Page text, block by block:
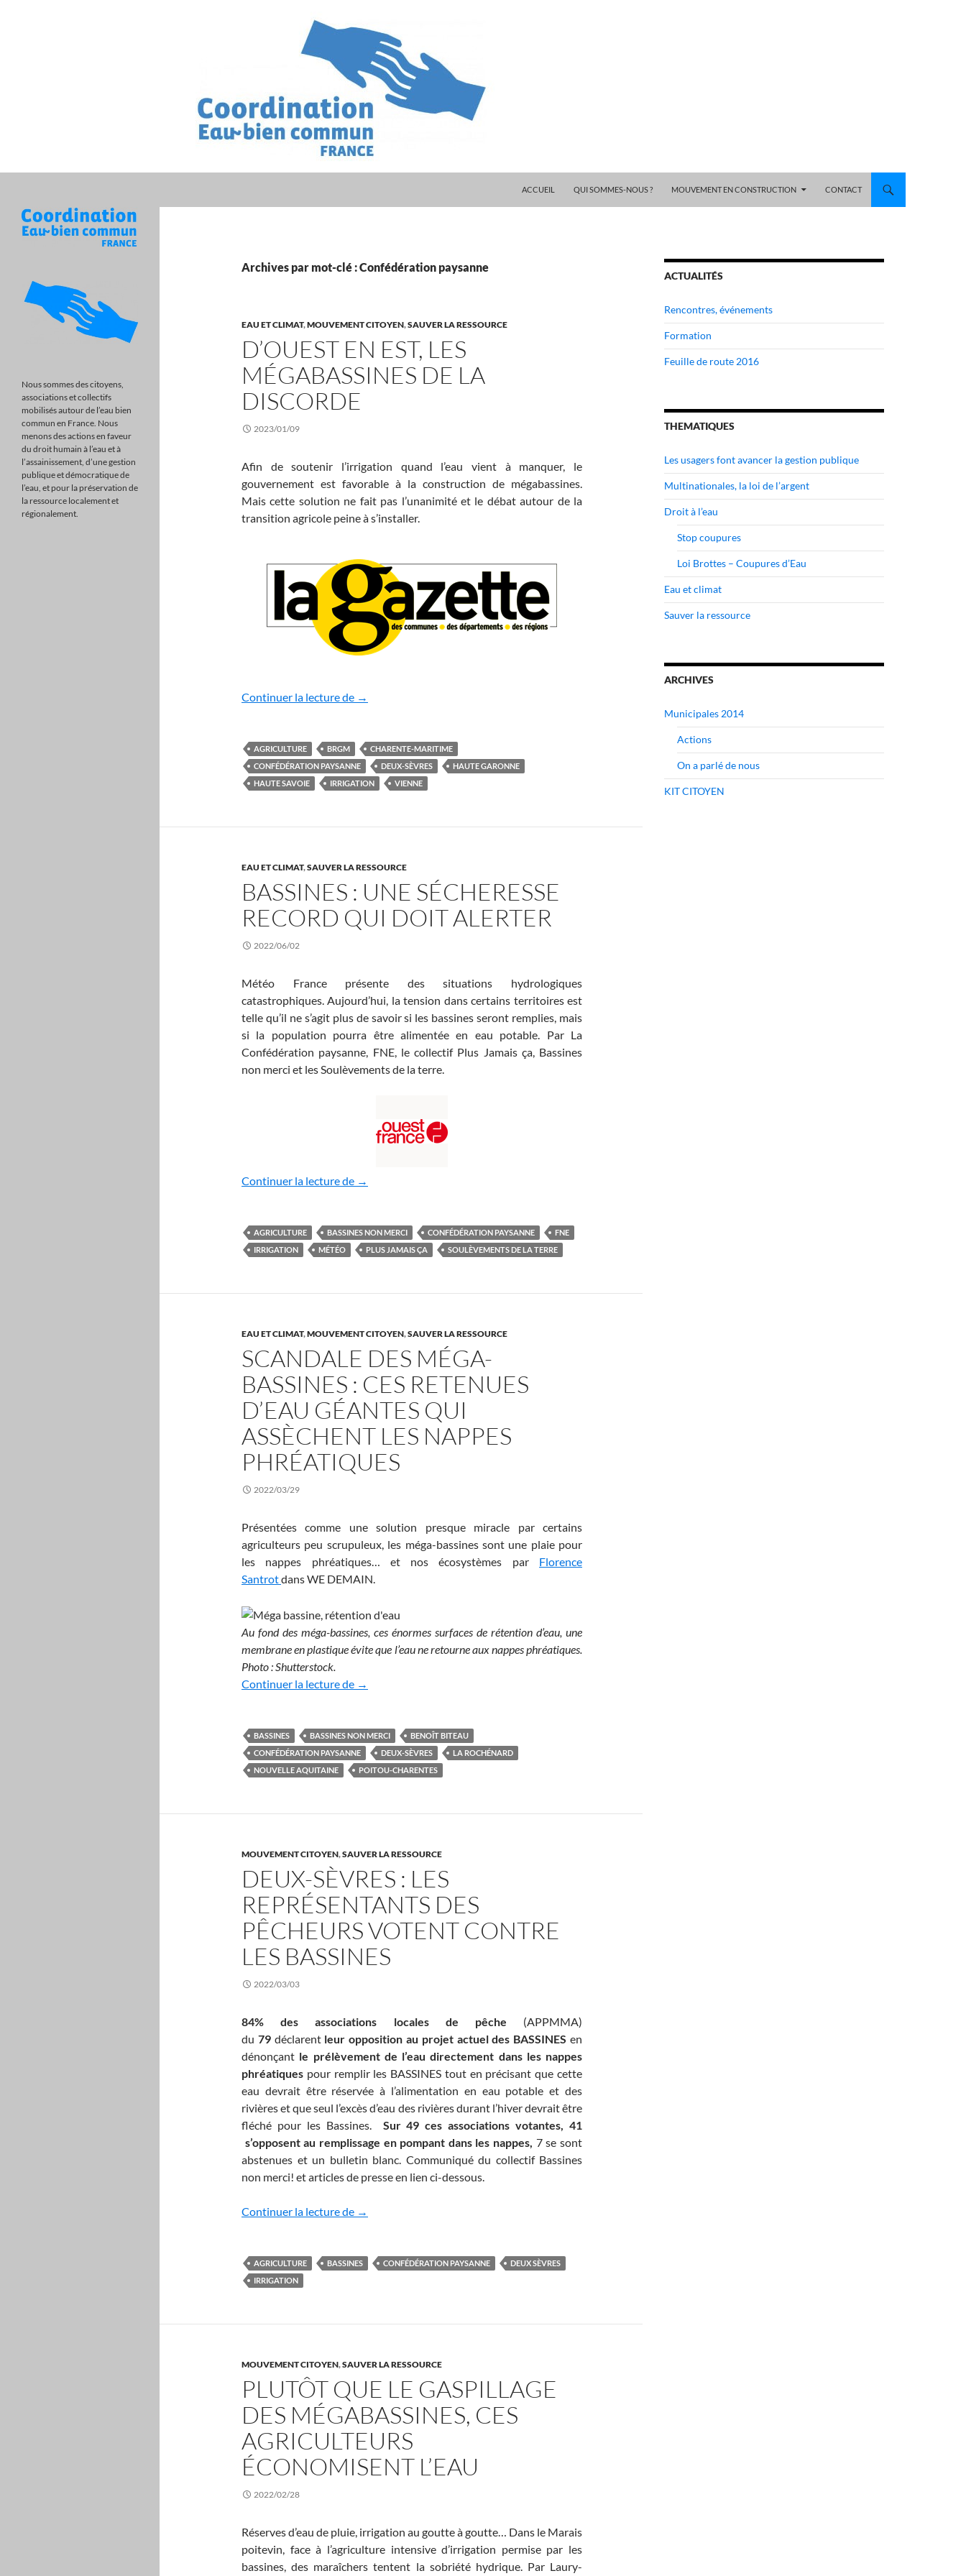
ACCUEIL
QUI SOMMES-NOUS ? MOUVEMENT EN CONSTRUCTION CONTACT
Archives par mot-clé : Confédération paysanne
EAU ET CLIMAT,MOUVEMENT CITOYEN,SAUVER LA RESSOURCE
D’OUEST EN EST, LES
MÉGABASSINES DE LA
DISCORDE
2023/01/09
Afin de soutenir l’irrigation quand l’eau vient à manquer, le
gouvernement est favorable à la construction de mégabassines.
Mais cette solution ne fait pas l’unanimité et le débat autour de la
transition agricole peine à s’installer.
Continuer la lecture de D’ouest en est, les mégabassines de la discorde
→
AGRICULTURE BRGM
CHARENTE-MARITIME
CONFÉDÉRATION PAYSANNE
DEUX-SÈVRES
HAUTE GARONNE
HAUTE SAVOIE
IRRIGATION VIENNE
EAU ET CLIMAT,SAUVER LA RESSOURCE
BASSINES : UNE SÉCHERESSE
RECORD QUI DOIT ALERTER
2022/06/02
Météo France présente des situations hydrologiques
catastrophiques. Aujourd’hui, la tension dans certains territoires est
telle qu’il ne s’agit plus de savoir si les bassines seront remplies, mais
si la population pourra être alimentée en eau potable. Par La
Confédération paysanne, FNE, le collectif Plus Jamais ça, Bassines
non merci et les Soulèvements de la terre.
Continuer la lecture de Bassines : une sécheresse record qui doit alerter
→
AGRICULTURE BASSINES NON MERCI CONFÉDÉRATION PAYSANNE
FNE
IRRIGATION
MÉTÉO PLUS JAMAIS ÇA SOULÈVEMENTS DE LA TERRE
EAU ET CLIMAT,MOUVEMENT CITOYEN,SAUVER LA RESSOURCE
SCANDALE DES MÉGA-
BASSINES : CES RETENUES
D’EAU GÉANTES QUI
ASSÈCHENT LES NAPPES
PHRÉATIQUES
2022/03/29
Présentées comme une solution presque miracle par certains
agriculteurs peu scrupuleux, les méga-bassines sont une plaie pour
les nappes phréatiques… et nos écosystèmes par Florence
Santrotdans WE DEMAIN.
Au fond des méga-bassines, ces énormes surfaces de rétention d’eau, une
membrane en plastique évite que l’eau ne retourne aux nappes phréatiques.
Photo : Shutterstock.
Continuer la lecture de Scandale des méga-bassines : ces retenues d’eau géantes qui assèchent les nappes phréatiques
→
BASSINES BASSINES NON MERCI
BENOÎT BITEAU
CONFÉDÉRATION PAYSANNE
DEUX-SÈVRES
LA ROCHÉNARD
NOUVELLE AQUITAINE
POITOU-CHARENTES
MOUVEMENT CITOYEN,SAUVER LA RESSOURCE
DEUX-SÈVRES : LES
REPRÉSENTANTS DES
PÊCHEURS VOTENT CONTRE
LES BASSINES
2022/03/03
84% des associations locales de pêche (APPMMA)
du 79déclarent leur opposition au projet actuel des BASSINES en
dénonçant le prélèvement de l’eau directement dans les nappes
phréatiques pour remplir les BASSINES tout en précisant que cette
eau devrait être réservée à l’alimentation en eau potable et des
rivières et que seul l’excès d’eau des rivières durant l’hiver devrait être
fléché pour les Bassines. Sur 49 ces associations votantes, 41
s’opposent au remplissage en pompant dans les nappes, 7 se sont
abstenues et un bulletin blanc. Communiqué du collectif Bassines
non merci! et articles de presse en lien ci-dessous.
Continuer la lecture de Deux-Sèvres : les représentants des pêcheurs votent contre les bassines
→
AGRICULTURE BASSINES CONFÉDÉRATION PAYSANNE
DEUX SÈVRES
IRRIGATION
MOUVEMENT CITOYEN,SAUVER LA RESSOURCE
PLUTÔT QUE LE GASPILLAGE
DES MÉGABASSINES, CES
AGRICULTEURS
ÉCONOMISENT L’EAU
2022/02/28
Réserves d’eau de pluie, irrigation au goutte à goutte… Dans le Marais
poitevin, face à l’agriculture intensive d’irrigation permise par les
bassines, des maraîchers tentent la sobriété hydrique. Par Laury-
ACTUALITÉS
Rencontres, événements
Formation
Feuille de route 2016
THEMATIQUES
Les usagers font avancer la gestion publique
Multinationales, la loi de l’argent
Droit à l’eau
Stop coupures
Loi Brottes – Coupures d’Eau
Eau et climat
Sauver la ressource
ARCHIVES
Municipales 2014
Actions
On a parlé de nous
KIT CITOYEN
Nous sommes des citoyens,
associations et collectifs
mobilisés autour de l’eau bien
commun en France. Nous
menons des actions en faveur
du droit humain à l’eau et à
l’assainissement, d’une gestion
publique et démocratique de
l’eau, et pour la préservation de
la ressource localement et
régionalement.